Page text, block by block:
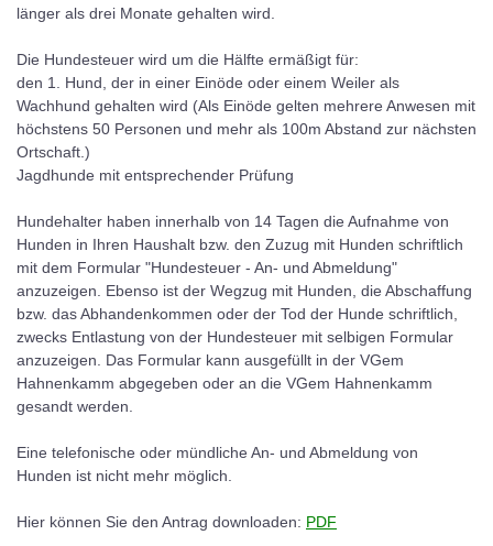
länger als drei Monate gehalten wird.
Die Hundesteuer wird um die Hälfte ermäßigt für:
den 1. Hund, der in einer Einöde oder einem Weiler als
Wachhund gehalten wird (Als Einöde gelten mehrere Anwesen mit
höchstens 50 Personen und mehr als 100m Abstand zur nächsten
Ortschaft.)
Jagdhunde mit entsprechender Prüfung
Hundehalter haben innerhalb von 14 Tagen die Aufnahme von
Hunden in Ihren Haushalt bzw. den Zuzug mit Hunden schriftlich
mit dem Formular "Hundesteuer - An- und Abmeldung"
anzuzeigen. Ebenso ist der Wegzug mit Hunden, die Abschaffung
bzw. das Abhandenkommen oder der Tod der Hunde schriftlich,
zwecks Entlastung von der Hundesteuer mit selbigen Formular
anzuzeigen. Das Formular kann ausgefüllt in der VGem
Hahnenkamm abgegeben oder an die VGem Hahnenkamm
gesandt werden.
Eine telefonische oder mündliche An- und Abmeldung von
Hunden ist nicht mehr möglich.
Hier können Sie den Antrag downloaden: PDF